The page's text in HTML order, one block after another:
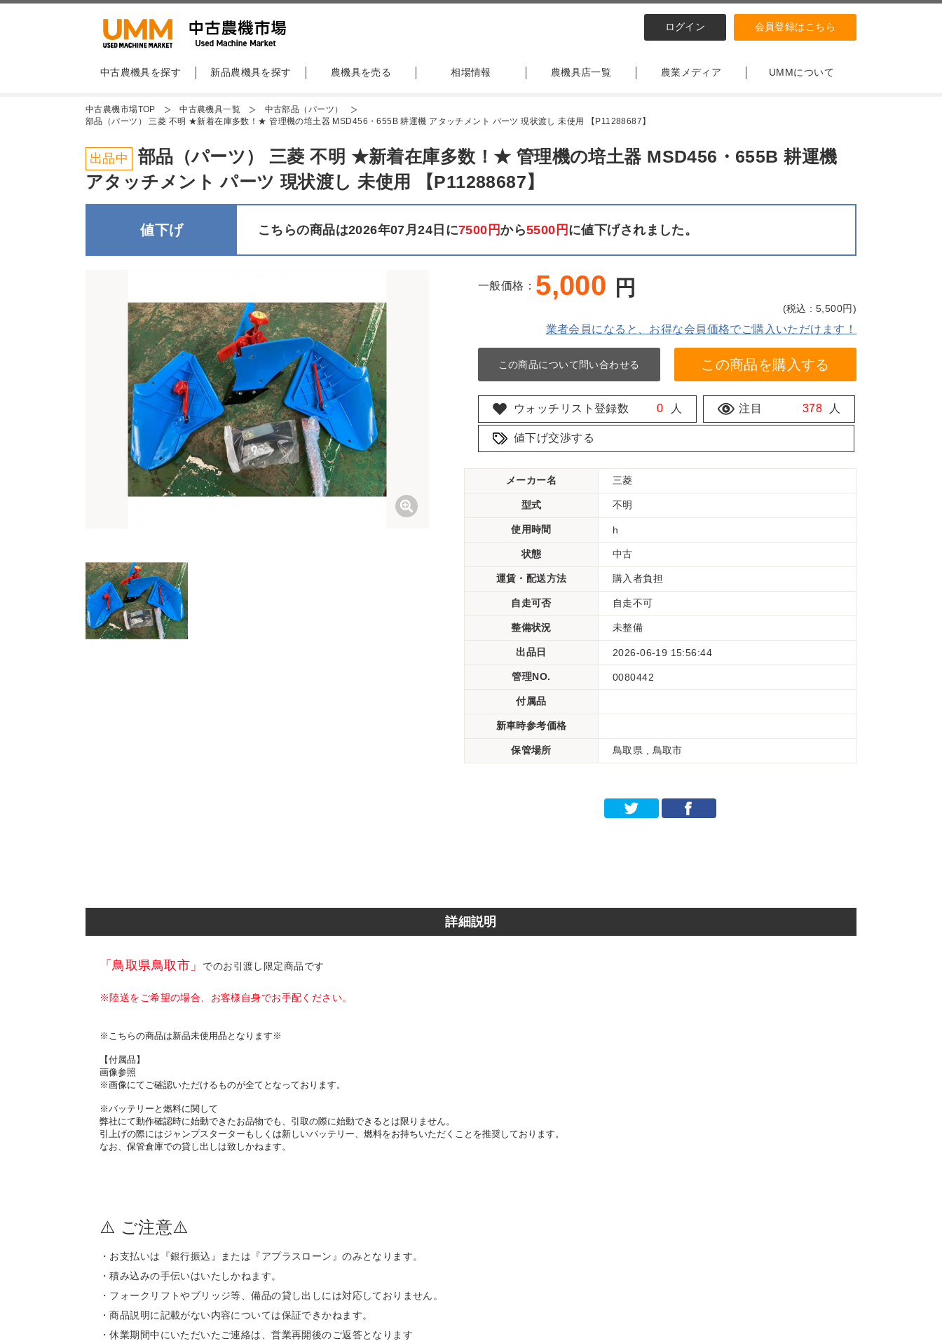
ログイン 会員登録はこちら
中古農機具を探す 新品農機具を探す 農機具を売る 相場情報 農機具店一覧 農業メディア UMMについて
中古農機市場TOP 中古農機具一覧
中古部品（パーツ）
部品（パーツ） 三菱 不明 ★新着在庫多数！★ 管理機の培土器 MSD456・655B 耕運機 アタッチメント パーツ 現状渡し 未使用 【P11288687】
出品中
部品（パーツ） 三菱 不明 ★新着在庫多数！★ 管理機の培土器 MSD456・655B 耕運機
アタッチメント パーツ 現状渡し 未使用 【P11288687】
値下げ こちらの商品は2026年07月24日に7500円から5500円 に値下げされました。
一般価格： 5,000 円
(税込 : 5,500円)
業者会員になると、お得な会員価格でご購入いただけます！
この商品について問い合わせる この商品を購入する
ウォッチリスト登録数 0 人 注目 378 人
値下げ交渉する
メーカー名 三菱
型式 不明
使用時間 h
状態 中古
運賃・配送方法 購入者負担
自走可否 自走不可
整備状況 未整備
出品日 2026-06-19 15:56:44
管理NO. 0080442
付属品
新車時参考価格
保管場所 鳥取県 , 鳥取市
詳細説明
「鳥取県鳥取市」 でのお引渡し限定商品です
※陸送をご希望の場合、お客様自身でお手配ください。
※こちらの商品は新品未使用品となります※
【付属品】
画像参照
※画像にてご確認いただけるものが全てとなっております。
※バッテリーと燃料に関して
弊社にて動作確認時に始動できたお品物でも、引取の際に始動できるとは限りません。
引上げの際にはジャンプスターターもしくは新しいバッテリー、燃料をお持ちいただくことを推奨しております。
なお、保管倉庫での貸し出しは致しかねます。
⚠️ ご注意⚠️
・お支払いは『銀行振込』または『アプラスローン』のみとなります。
・積み込みの手伝いはいたしかねます。
・フォークリフトやブリッジ等、備品の貸し出しには対応しておりません。
・商品説明に記載がない内容については保証できかねます。
・休業期間中にいただいたご連絡は、営業再開後のご返答となります